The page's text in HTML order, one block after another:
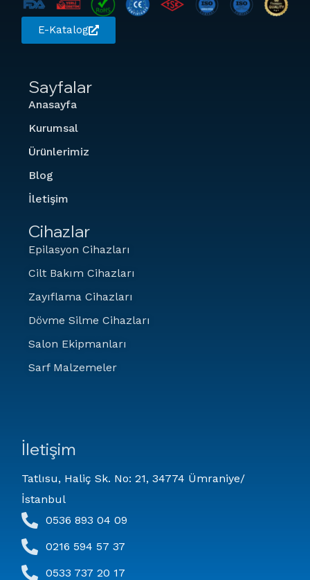
E-Katalog
Sayfalar
Anasayfa
Kurumsal
Ürünlerimiz
Blog
İletişim
Cihazlar
Epilasyon Cihazları
Cilt Bakım Cihazları
Zayıflama Cihazları
Dövme Silme Cihazları
Salon Ekipmanları
Sarf Malzemeler
İletişim
Tatlısu, Haliç Sk. No: 21, 34774 Ümraniye/
İstanbul
0536 893 04 09
0216 594 57 37
0533 737 20 17